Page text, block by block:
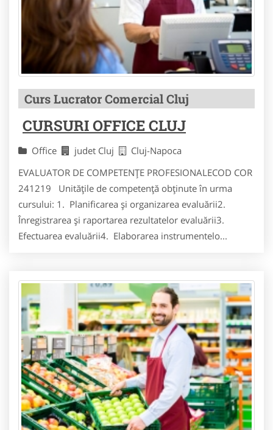
Curs Lucrator Comercial Cluj
CURSURI OFFICE CLUJ
Office judet Cluj
Cluj-Napoca
EVALUATOR DE COMPETENŢE PROFESIONALECOD COR
241219 Unităţile de competenţă obţinute în urma
cursului: 1. Planificarea şi organizarea evaluării2.
Înregistrarea şi raportarea rezultatelor evaluării3.
Efectuarea evaluării4. Elaborarea instrumentelo...